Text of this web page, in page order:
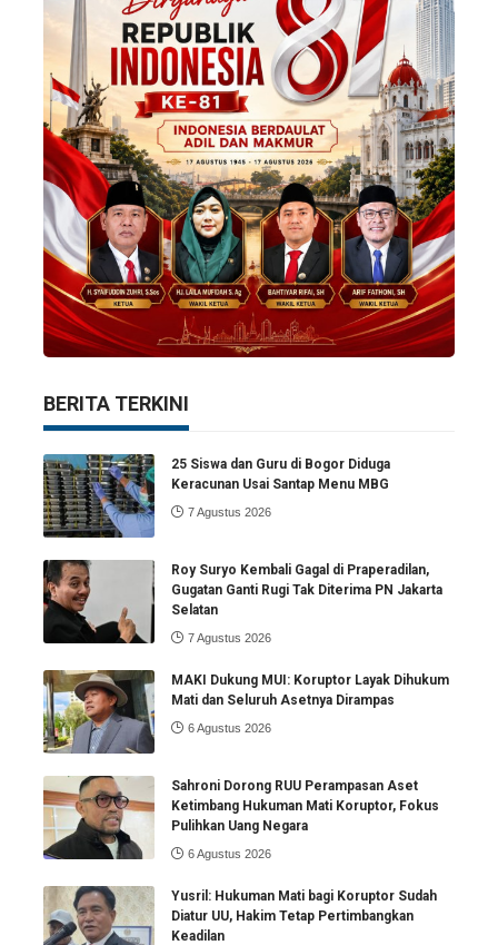
BERITA TERKINI
25 Siswa dan Guru di Bogor Diduga
Keracunan Usai Santap Menu MBG
7 Agustus 2026
Roy Suryo Kembali Gagal di Praperadilan,
Gugatan Ganti Rugi Tak Diterima PN Jakarta
Selatan
7 Agustus 2026
MAKI Dukung MUI: Koruptor Layak Dihukum
Mati dan Seluruh Asetnya Dirampas
6 Agustus 2026
Sahroni Dorong RUU Perampasan Aset
Ketimbang Hukuman Mati Koruptor, Fokus
Pulihkan Uang Negara
6 Agustus 2026
Yusril: Hukuman Mati bagi Koruptor Sudah
Diatur UU, Hakim Tetap Pertimbangkan
Keadilan